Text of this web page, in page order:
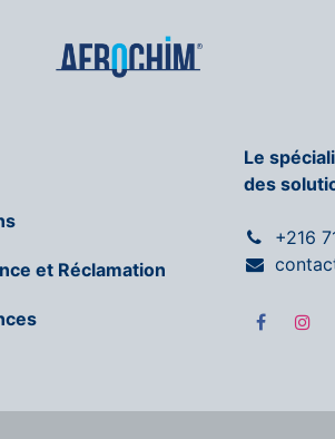
Le
des
+216
et Réclamation